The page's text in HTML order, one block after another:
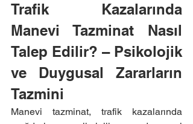
Trafik Kazalarında
Manevi Tazminat Nasıl
Talep Edilir? – Psikolojik
ve Duygusal Zararların
Tazmini
Manevi tazminat, trafik kazalarında